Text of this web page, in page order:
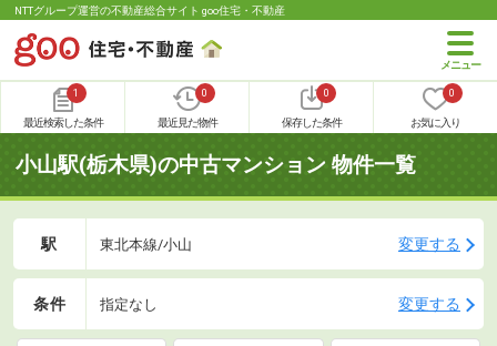
NTTグループ運営の不動産総合サイト goo住宅・不動産
1
最近検索した条件
0
最近見た物件
0
保存した条件
0
お気に入り
小山駅(栃木県)の中古マンション 物件一覧
駅 東北本線/小山 変更する
条件 指定なし 変更する